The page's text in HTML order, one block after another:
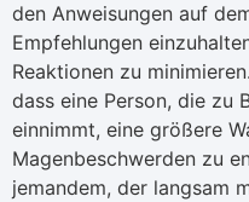
den Anweisungen auf
Empfehlungen
Reaktionen zu
dass eine Person, die zu
einnimmt, eine größere
Magenbeschwerden zu
jemandem, der langsam